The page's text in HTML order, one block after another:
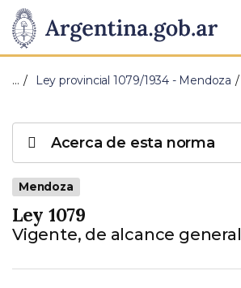
Presidencia
de
Nación
Pasar al contenido principal
… Ley provincial 1079/1934 - Mendoza
Mendoza
Ley 1079
Vigente, de alcance general
Acerca de esta norma